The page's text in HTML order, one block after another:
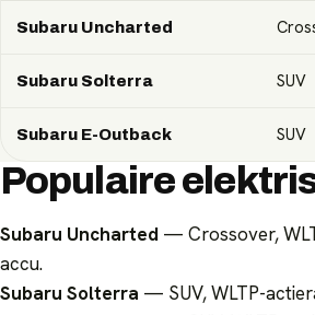
Subaru Uncharted
Subaru Solterra SUV
Subaru E-Outback SUV
Populaire
Subaru Uncharted — Crossover,
accu.
Subaru Solterra — SUV, WLTP-